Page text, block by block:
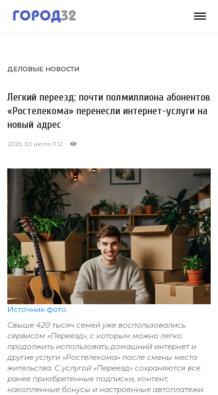
ДЕЛОВЫЕ НОВОСТИ
Легкий переезд: почти полмиллиона абонентов
«Ростелекома» перенесли интернет-услуги на
новый адрес
2025, 30 июля 11:12
Источник фото
Свыше 420 тысяч семей уже воспользовались
сервисом «Переезд», с которым можно легко
продолжить использовать домашний интернет и
другие услуги «Ростелекома» после смены места
жительства. С услугой «Переезд» сохраняются все
ранее приобретенные подписки, контент,
накопленные бонусы и настроенные автоплатежи.